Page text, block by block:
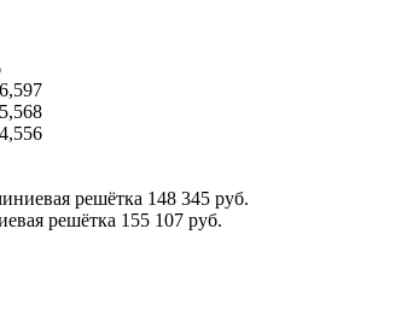
6,597
5,568
4,556
решётка 148 345 руб.
решётка 155 107 руб.